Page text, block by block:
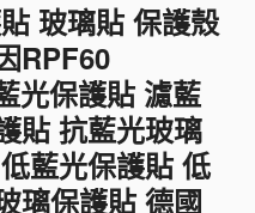
玻璃貼 保護殼
RPF60
光保護貼 濾藍
貼 抗藍光玻璃
藍光保護貼 低
璃保護貼 德國